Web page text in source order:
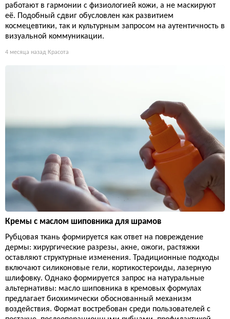
работают в гармонии с физиологией кожи, а не маскируют
её. Подобный сдвиг обусловлен как развитием
космецевтики, так и культурным запросом на аутентичность в
визуальной коммуникации.
4 месяца назад Красота
Кремы с маслом шиповника для шрамов
Рубцовая ткань формируется как ответ на повреждение
дермы: хирургические разрезы, акне, ожоги, растяжки
оставляют структурные изменения. Традиционные подходы
включают силиконовые гели, кортикостероиды, лазерную
шлифовку. Однако формируется запрос на натуральные
альтернативы: масло шиповника в кремовых формулах
предлагает биохимически обоснованный механизм
воздействия. Формат востребован среди пользователей с